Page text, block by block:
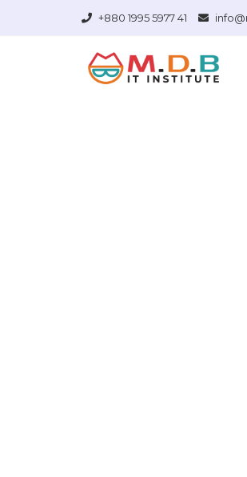
+880 1995 5977 41